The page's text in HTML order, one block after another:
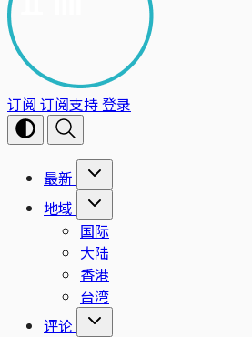
订阅 订阅支持登录
最新
地域
国际
大陆
香港
台湾
评论